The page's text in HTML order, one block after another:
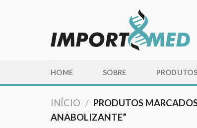
HOME SOBRE PRODUTOS
INÍCIO / PRODUTOS
ANABOLIZANTE”